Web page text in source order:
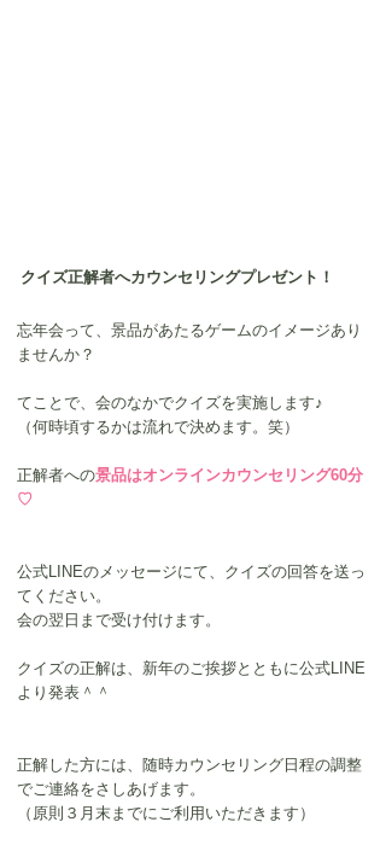
クイズ正解者へカウンセリングプレゼント！
忘年会って、景品があたるゲームのイメージあり
ませんか？
てことで、会のなかでクイズを実施します♪
（何時頃するかは流れで決めます。笑）
正解者への景品はオンラインカウンセリング60分
♡
公式LINEのメッセージにて、クイズの回答を送っ
てください。
会の翌日まで受け付けます。
クイズの正解は、新年のご挨拶とともに公式LINE
より発表＾＾
正解した方には、随時カウンセリング日程の調整
でご連絡をさしあげます。
（原則３月末までにご利用いただきます）